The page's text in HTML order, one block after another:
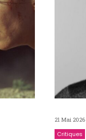
21 Mai 2026
Critiques